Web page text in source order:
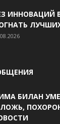
ИННОВАЦИЙ
БИЛАН